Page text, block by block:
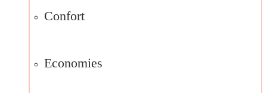
Confort
Economies